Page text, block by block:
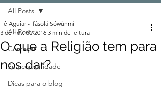
All Posts
Começar
Sua comunidade
Dicas para o blog
All Posts
O que a Religião tem para
nos dar?
Fê Aguiar - Ifásolá Sówùnmí
3 de nov. de 2016 3 min de leitura